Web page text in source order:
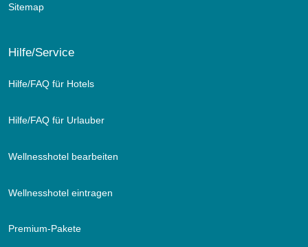
Sitemap
Hilfe/Service
Hilfe/FAQ für Hotels
Hilfe/FAQ für Urlauber
Wellnesshotel bearbeiten
Wellnesshotel eintragen
Premium-Pakete